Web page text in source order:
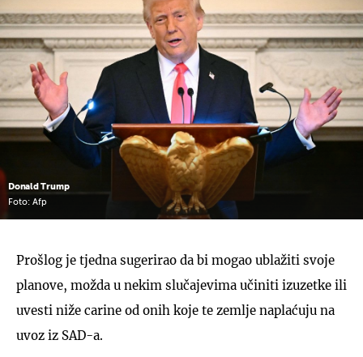
Donald Trump
Foto: Afp
Prošlog je tjedna sugerirao da bi mogao ublažiti svoje
planove, možda u nekim slučajevima učiniti izuzetke ili
uvesti niže carine od onih koje te zemlje naplaćuju na
uvoz iz SAD-a.